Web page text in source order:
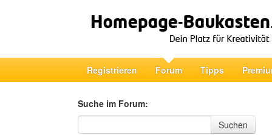
Registrieren Forum Tipps
Suche im Forum:
Suche im Forum
Suchen